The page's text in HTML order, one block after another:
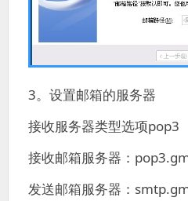
3。设置邮箱的服务器
接收服务器类型选项pop3
接收邮箱服务器：
发送邮箱服务器：